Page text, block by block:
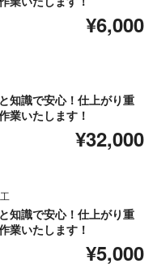
¥6,000
知識で安心！仕上がり重
業いたします！
¥32,000
知識で安心！仕上がり重
業いたします！
¥5,000